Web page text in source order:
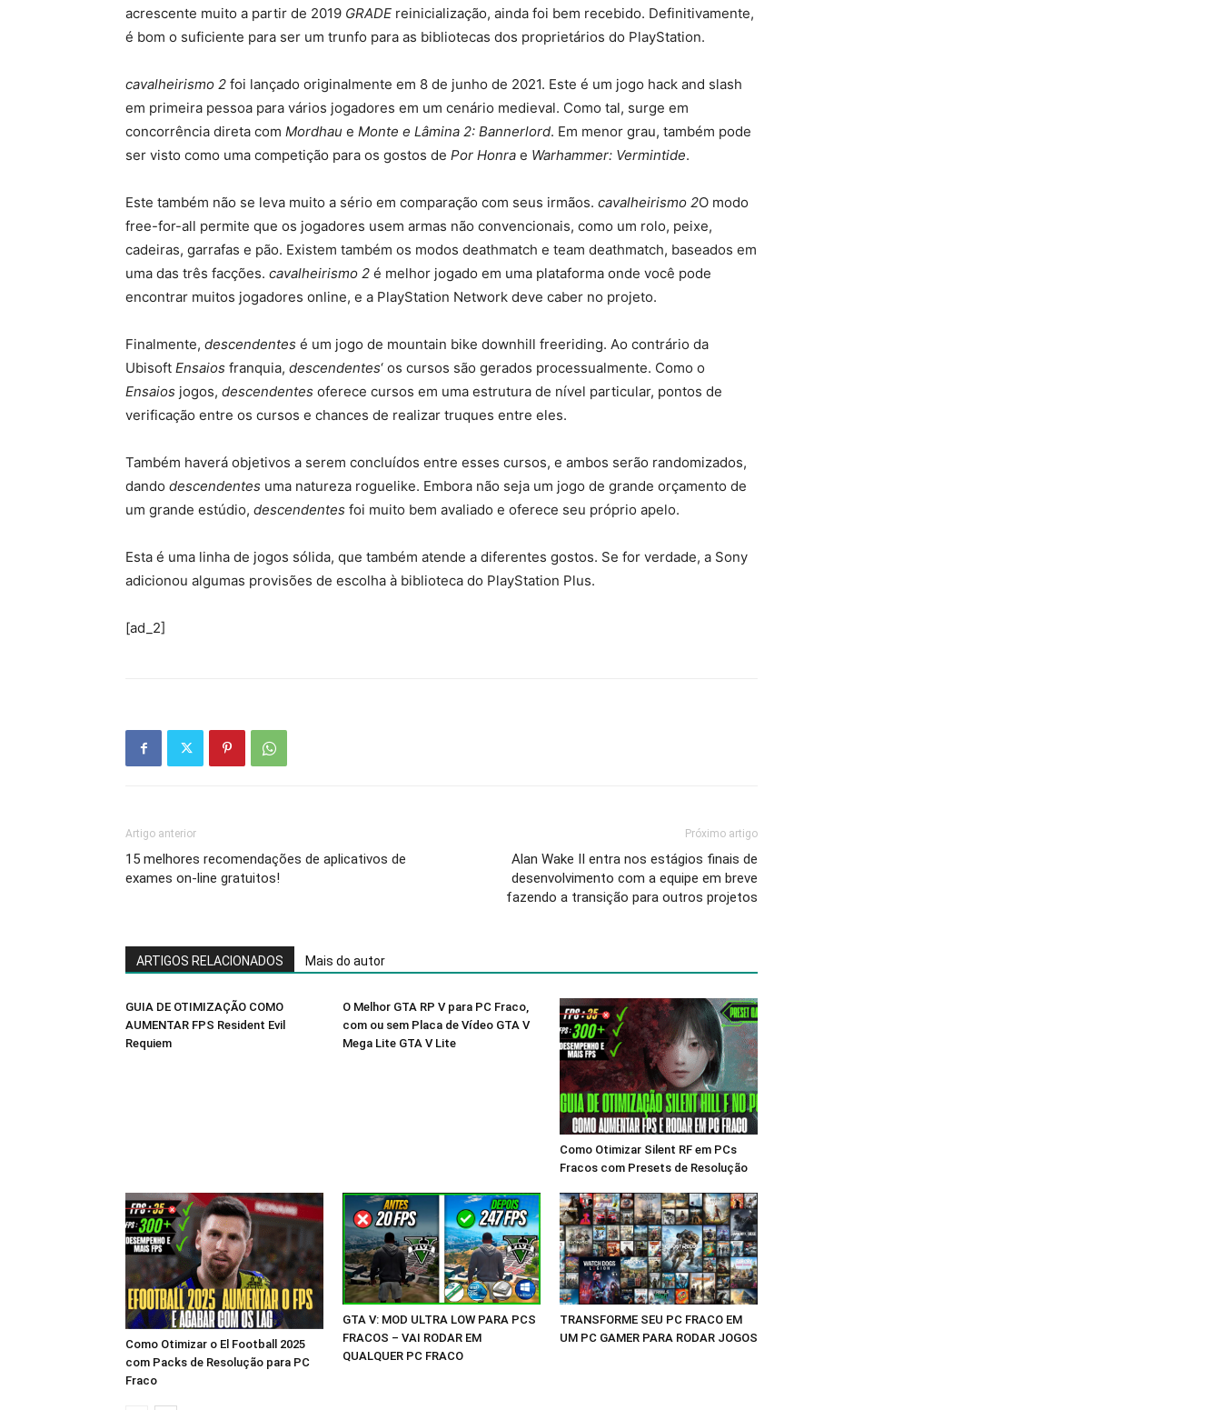
acrescente muito a partir de 2019 GRADE reinicialização, ainda foi bem recebido. Definitivamente,
é bom o suficiente para ser um trunfo para as bibliotecas dos proprietários do PlayStation.
cavalheirismo 2 foi lançado originalmente em 8 de junho de 2021. Este é um jogo hack and slash
em primeira pessoa para vários jogadores em um cenário medieval. Como tal, surge em
concorrência direta com Mordhau e Monte e Lâmina 2: Bannerlord. Em menor grau, também pode
ser visto como uma competição para os gostos de Por Honra e Warhammer: Vermintide.
Este também não se leva muito a sério em comparação com seus irmãos. cavalheirismo 2O modo
free-for-all permite que os jogadores usem armas não convencionais, como um rolo, peixe,
cadeiras, garrafas e pão. Existem também os modos deathmatch e team deathmatch, baseados em
uma das três facções. cavalheirismo 2 é melhor jogado em uma plataforma onde você pode
encontrar muitos jogadores online, e a PlayStation Network deve caber no projeto.
Finalmente, descendentes é um jogo de mountain bike downhill freeriding. Ao contrário da
Ubisoft Ensaios franquia, descendentes‘ os cursos são gerados processualmente. Como o
Ensaios jogos, descendentes oferece cursos em uma estrutura de nível particular, pontos de
verificação entre os cursos e chances de realizar truques entre eles.
Também haverá objetivos a serem concluídos entre esses cursos, e ambos serão randomizados,
dando descendentes uma natureza roguelike. Embora não seja um jogo de grande orçamento de
um grande estúdio, descendentes foi muito bem avaliado e oferece seu próprio apelo.
Esta é uma linha de jogos sólida, que também atende a diferentes gostos. Se for verdade, a Sony
adicionou algumas provisões de escolha à biblioteca do PlayStation Plus.
[ad_2]
Artigo anterior
15 melhores recomendações de aplicativos de
exames on-line gratuitos!
Próximo artigo
Alan Wake II entra nos estágios finais de
desenvolvimento com a equipe em breve
fazendo a transição para outros projetos
ARTIGOS RELACIONADOS Mais do autor
GUIA DE OTIMIZAÇÃO COMO
AUMENTAR FPS Resident Evil
Requiem
O Melhor GTA RP V para PC Fraco,
com ou sem Placa de Vídeo GTA V
Mega Lite GTA V Lite
Como Otimizar Silent RF em PCs
Fracos com Presets de Resolução
Como Otimizar o El Football 2025
com Packs de Resolução para PC
Fraco
GTA V: MOD ULTRA LOW PARA PCS
FRACOS – VAI RODAR EM
QUALQUER PC FRACO
TRANSFORME SEU PC FRACO EM
UM PC GAMER PARA RODAR JOGOS